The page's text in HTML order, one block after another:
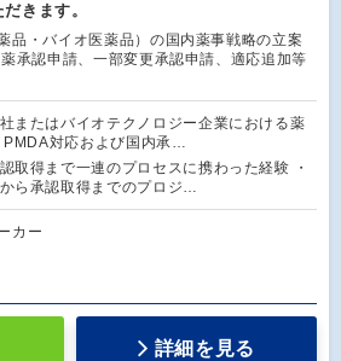
きます。
品・バイオ医薬品）の国内薬事戦略の立案
承認申請、一部変更承認申請、適応追加等
社またはバイオテクノロジー企業における薬
PMDA対応および国内承…
取得まで一連のプロセスに携わった経験 ・
ら承認取得までのプロジ…
カー
詳細を見る